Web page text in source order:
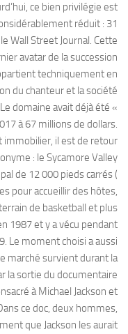
ce bien privilégie est
réduit : 31
Wall Street Journal. Cette
avatar de la succession
techniquement en
du chanteur et la société
domaine avait déjà été «
à 67 millions de dollars.
immobilier, il est de retour
: le Sycamore Valley
de 12 000 pieds carrés (
pour accueillir des hôtes,
de basketball et plus
1987 et y a vécu pendant
Le moment choisi a aussi
marché survient durant la
la sortie du documentaire
à Michael Jackson et
ce doc, deux hommes,
que Jackson les aurait